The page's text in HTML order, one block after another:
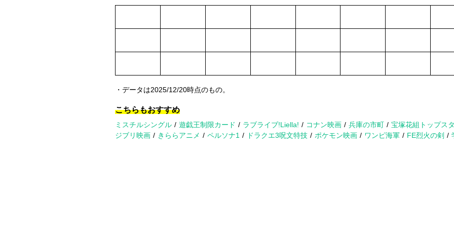
・データは2025/12/20時点のもの。
こちらもおすすめ
ミスチルシングル 遊戯王制限カード ラブライブ!Liella! コナン映画 兵庫の市町
宝塚花組トップス
ジブリ映画
きららアニメ ペルソナ1 ドラクエ3呪文特技 ポケモン映画 ワンピ海軍 FE烈火の剣